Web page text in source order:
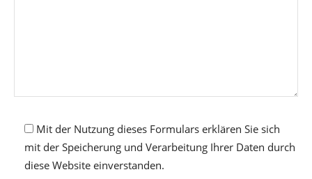
Mit der Nutzung dieses Formulars erklären Sie sich
mit der Speicherung und Verarbeitung Ihrer Daten durch
diese Website einverstanden.